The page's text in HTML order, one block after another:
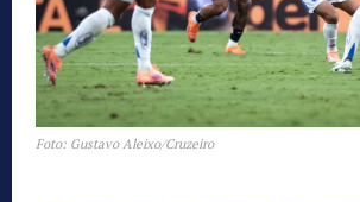
Foto: Gustavo Aleixo/Cruzeiro